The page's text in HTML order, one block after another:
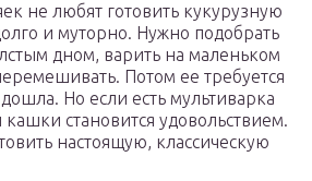
не любят готовить кукурузную
и муторно. Нужно подобрать
дном, варить на маленьком
Потом ее требуется
Но если есть мультиварка
становится удовольствием.
настоящую, классическую